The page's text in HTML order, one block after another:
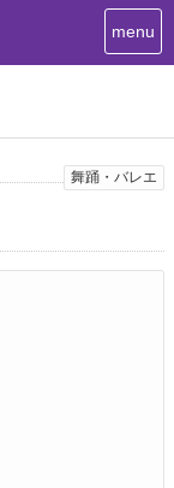
T
o
n
i
g
menu
舞踊・バレエ